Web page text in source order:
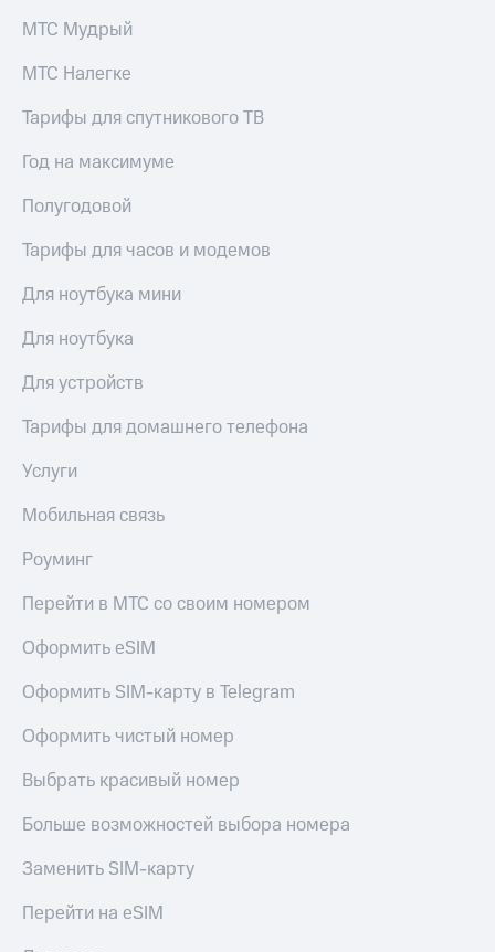
МТС Мудрый
МТС Налегке
Тарифы для спутникового ТВ
Год на максимуме
Полугодовой
Тарифы для часов и модемов
Для ноутбука мини
Для ноутбука
Для устройств
Тарифы для домашнего телефона
Услуги
Мобильная связь
Роуминг
Перейти в МТС со своим номером
Оформить eSIM
Оформить SIM-карту в Telegram
Оформить чистый номер
Выбрать красивый номер
Больше возможностей выбора номера
Заменить SIM-карту
Перейти на eSIM